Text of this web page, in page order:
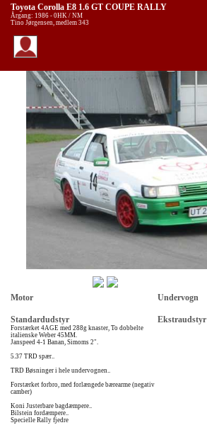
Toyota Corolla E8 1.6 GT COUPE RALLY
Årgang: 1986 - 0HK / NM
Tino Jørgensen, medlem 343
Motor Undervogn
Standardudstyr
Forstærket 4AGE med 288g knaster, To dobbelte
italienske Weber 45MM.
Janspeed 4-1 Banan, Simoms 2".
5.37 TRD spær..
TRD Bøsninger i hele undervognen..
Forstærket forbro, med forlængede bærearme (negativ
camber)
Koni Justerbare bagdæmpere..
Bilstein fordæmpere..
Specielle Rally fjedre
Ekstraudstyr